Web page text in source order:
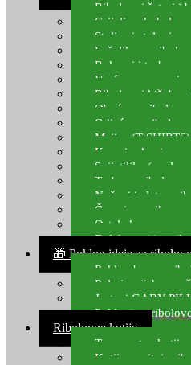
Ribolovni šatori i
Grijalice, kuhala
Stolice i stolovi za
Ležaljke za ribolov
Ruksaci i torbe za
Vreće za spavanje
Ribolovni
Obuća za ribolov
Odjeća za ribolov
Majice (T-SHIRTS)
Kape i rukavice za
Svijetiljke
Torbe za ribolovne
Noževi i alat za
Čamci za prihranu
Ostala kamp oprema
Dalekozori i optika
🎁 Poklon ideje za
Poklon bon za
Polarizacijske
Jastuci GABY
Pokloni za
Ribolovne kutije
Transportne kutije
Kutije za sitni